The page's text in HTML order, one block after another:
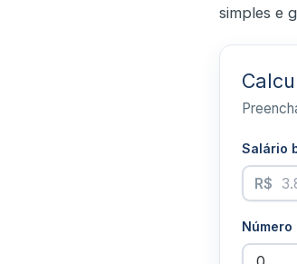
simples e
Salário
R$